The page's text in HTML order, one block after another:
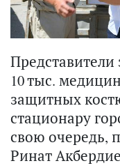
10 тыс.
защитных
стационару
свою очередь,
Ринат